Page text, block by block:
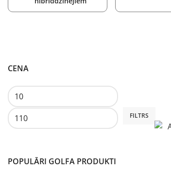
CENA
Min.
cena
Maks.
cena
FILTRS
POPULĀRI GOLFA PRODUKTI